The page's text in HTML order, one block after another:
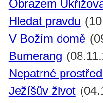
Obrazem
Hledat pravdu
V Božím domě
Bumerang
Nepatrné
Ježíšův život